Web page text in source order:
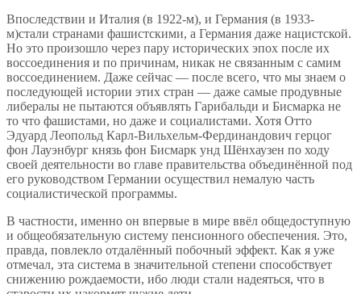
Впоследствии и Италия (в 1922-м), и Германия (в 1933-
м)стали странами фашистскими, а Германия даже нацистской.
Но это произошло через пару исторических эпох после их
воссоединения и по причинам, никак не связанным с самим
воссоединением. Даже сейчас — после всего, что мы знаем о
последующей истории этих стран — даже самые продувные
либералы не пытаются объявлять Гарибальди и Бисмарка не
то что фашистами, но даже и социалистами. Хотя Отто
Эдуард Леопольд Карл-Вильхельм-Фердинандович герцог
фон Лауэнбург князь фон Бисмарк унд Шёнхаузен по ходу
своей деятельности во главе правительства объединённой под
его руководством Германии осуществил немалую часть
социалистической программы.
В частности, именно он впервые в мире ввёл общедоступную
и общеобязательную систему пенсионного обеспечения. Это,
правда, повлекло отдалённый побочный эффект. Как я уже
отмечал, эта система в значительной степени способствует
снижению рождаемости, ибо люди стали надеяться, что в